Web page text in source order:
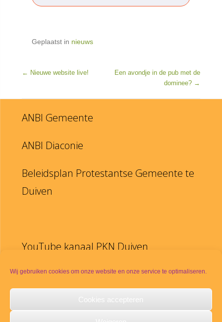
Wij gebruiken cookies om onze website en onze service te optimaliseren.
Cookies accepteren
Geplaatst in nieuws
BERICHTNAVIGATIE
← Nieuwe website live!
Een avondje in de pub met de
dominee? →
ANBI Gemeente
ANBI Diaconie
Beleidsplan Protestantse Gemeente te
Duiven
YouTube kanaal PKN Duiven
Disclaimer